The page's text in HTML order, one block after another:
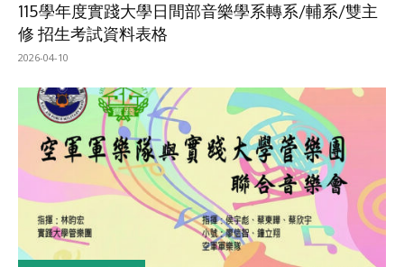
115學年度實踐大學日間部音樂學系轉系/輔系/雙主
修 招生考試資料表格
2026-04-10